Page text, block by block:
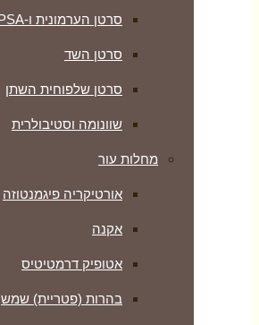
סרטן הערמונית ו-PSA גבוה
סרטן השד
סרטן שלפוחית השתן
שוונומה וסטיבולרית
מחלות עור
אורטיקריה פיגמנטוזה
אקנה
אטופיק דרמטיטיס
בהרות (פטריית) שמש